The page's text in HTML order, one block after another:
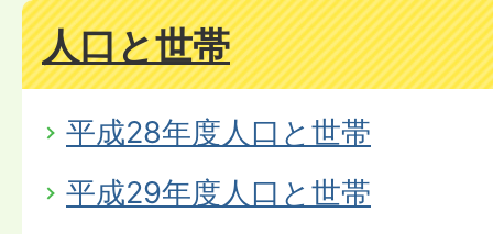
人口と世帯
平成28年度人口と世帯
平成29年度人口と世帯